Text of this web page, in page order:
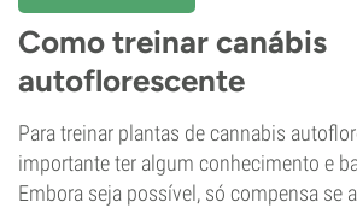
Como treinar canábis
autoflorescente
Para treinar plantas de cannabis
importante ter algum conhecimento e
Embora seja possível, só compensa se